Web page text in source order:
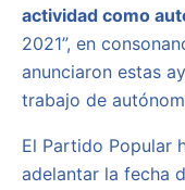
actividad como
2021”, en
anunciaron estas
trabajo de
El Partido Popular
adelantar la fecha